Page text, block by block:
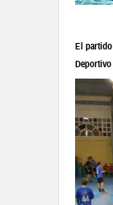
El partido
Deportivo